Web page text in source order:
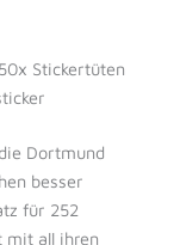
Stickertüten
Dortmund
besser
für 252
mit all ihren